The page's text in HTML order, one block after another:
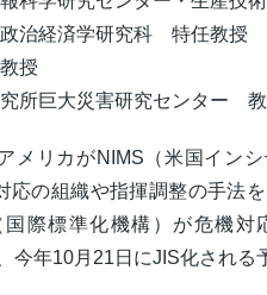
治経済学研究科 特任教授
授
巨大災害研究センター 教
メリカがNIMS（米国イン
応の組織や指揮調整の手法
際標準化機構）が危機対
今年10月21日にJIS化される